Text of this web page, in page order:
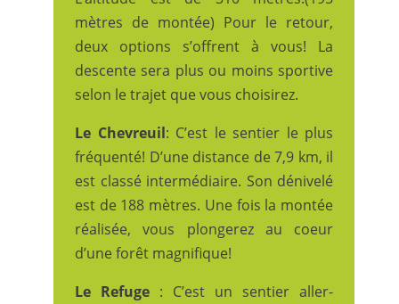
mètres de montée) Pour le retour,
deux options s’offrent à vous! La
descente sera plus ou moins sportive
selon le trajet que vous choisirez.
Le Chevreuil: C’est le sentier le plus
fréquenté! D’une distance de 7,9 km, il
est classé intermédiaire. Son dénivelé
est de 188 mètres. Une fois la montée
réalisée, vous plongerez au coeur
d’une forêt magnifique!
Le Refuge : C’est un sentier aller-